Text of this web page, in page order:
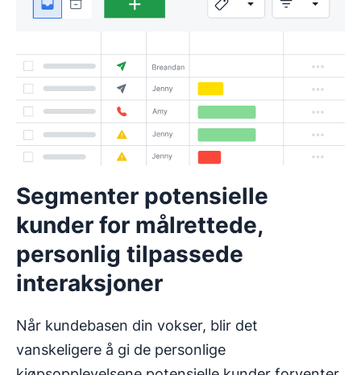
Segmenter potensielle
kunder for målrettede,
personlig tilpassede
interaksjoner
Når kundebasen din vokser, blir det
vanskeligere å gi de personlige